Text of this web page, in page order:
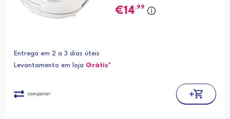
14,99
Entrega em 2 a 3 dias úteis
Levantamento em loja Grátis*
comparar